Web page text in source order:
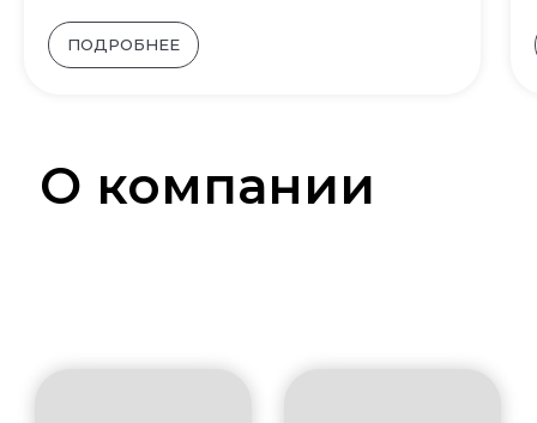
ПОДРОБНЕЕ
О компании